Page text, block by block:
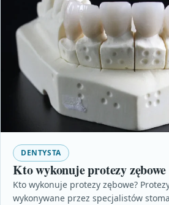
DENTYSTA
Kto wykonuje protezy zębowe
Kto wykonuje protezy zębowe?
wykonywane przez specjalistów